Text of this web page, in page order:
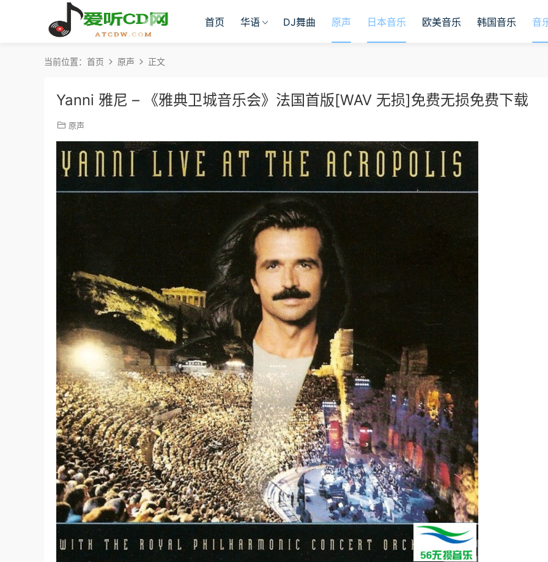
首页 华语 DJ舞曲 原声 日本音乐 欧美音乐 韩国音乐 音
当前位置： 首页 原声 正文
Yanni 雅尼 – 《雅典卫城音乐会》法国首版[WAV 无损]免费无损免费下载
原声